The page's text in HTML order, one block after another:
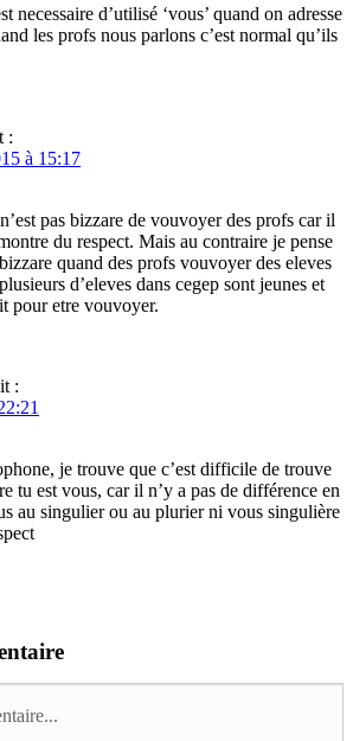
necessaire d’utilisé ‘vous’ quand on adresse
les profs nous parlons c’est normal qu’ils
:
à 15:17
pas bizzare de vouvoyer des profs car il
du respect. Mais au contraire je pense
quand des profs vouvoyer des eleves
d’eleves dans cegep sont jeunes et
pour etre vouvoyer.
:
je trouve que c’est difficile de trouve
tu est vous, car il n’y a pas de différence en
au singulier ou au plurier ni vous singulière